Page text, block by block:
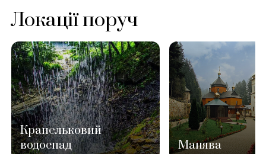
Локації поруч
Крапельковий
водоспад
Манява